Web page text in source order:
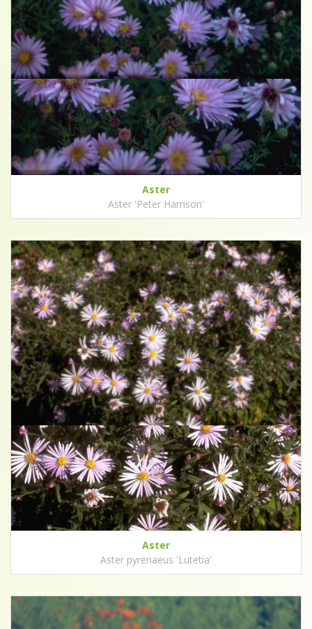
Aster
Aster 'Peter Harrison'
Aster
Aster pyrenaeus 'Lutetia'